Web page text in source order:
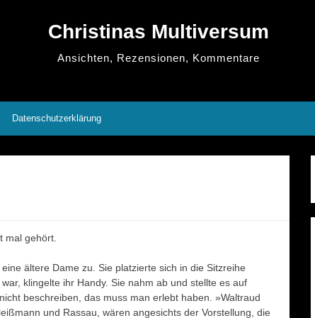
Christinas Multiversum
Ansichten, Rezensionen, Kommentare
Datenschutzerklärung
mal gehört.
ältere Dame zu. Sie platzierte sich in die Sitzreihe
klingelte ihr Handy. Sie nahm ab und stellte es auf
beschreiben, das muss man erlebt haben. »Waltraud
und Rassau, wären angesichts der Vorstellung, die